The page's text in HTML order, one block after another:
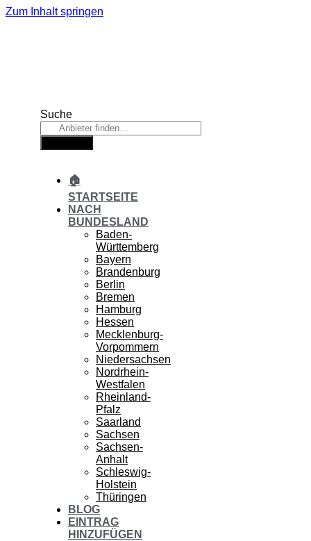
Zum Inhalt springen
Suche
🏠
STARTSEITE
NACH
BUNDESLAND
Baden-
Württemberg
Bayern
Brandenburg
Berlin
Bremen
Hamburg
Hessen
Mecklenburg-
Vorpommern
Niedersachsen
Nordrhein-
Westfalen
Rheinland-
Pfalz
Saarland
Sachsen
Sachsen-
Anhalt
Schleswig-
Holstein
Thüringen
BLOG
EINTRAG
HINZUFÜGEN